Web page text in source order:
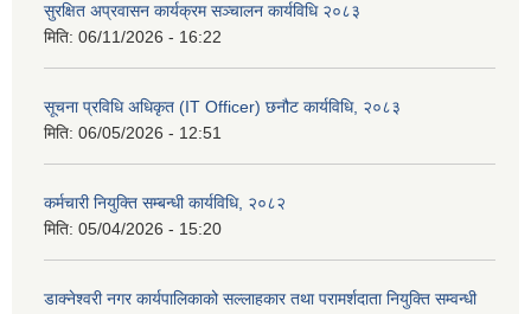
सुरक्षित अप्रवासन कार्यक्रम सञ्चालन कार्यविधि २०८३
मिति: 06/11/2026 - 16:22
सूचना प्रविधि अधिकृत (IT Officer) छनौट कार्यविधि, २०८३
मिति: 06/05/2026 - 12:51
कर्मचारी नियुक्ति सम्बन्धी कार्यविधि, २०८२
मिति: 05/04/2026 - 15:20
डाक्नेश्वरी नगर कार्यपालिकाको सल्लाहकार तथा परामर्शदाता नियुक्ति सम्वन्धी